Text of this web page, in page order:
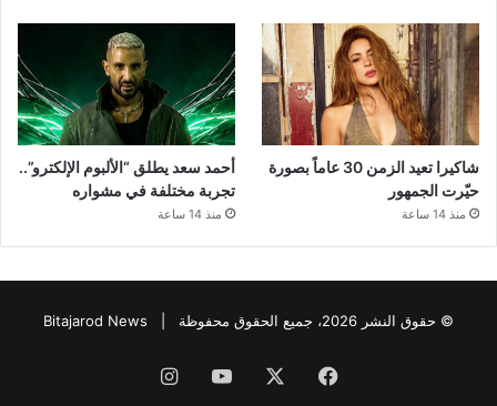
شاكيرا تعيد الزمن 30 عاماً بصورة
حيّرت الجمهور
منذ 14 ساعة
أحمد سعد يطلق “الألبوم الإلكترو”..
تجربة مختلفة في مشواره
منذ 14 ساعة
© حقوق النشر 2026، جميع الحقوق محفوظة | Bitajarod News
فيسبوك ‫YouTubeانستقرام